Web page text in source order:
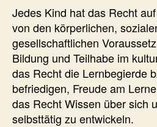
Jedes Kind hat das Recht
von den körperlichen,
gesellschaftlichen
Bildung und Teilhabe im
das Recht die Lernbegierde
befriedigen, Freude am
das Recht Wissen über sich
selbsttätig zu entwickeln.